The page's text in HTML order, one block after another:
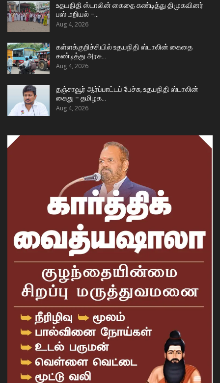
உதயநிதி ஸ்டாலின் கைதை கண்டித்து திமுகவினர்
பஸ் மறியல் –…
Aug 4, 2026
கள்ளக்குறிச்சியில் உதயநிதி ஸ்டாலின் கைதை
கண்டித்து அரசு…
Aug 4, 2026
தஞ்சாவூர் ஆர்ப்பாட்டப் பேச்சு, உதயநிதி ஸ்டாலின்
கைது – தமிழக…
Aug 4, 2026